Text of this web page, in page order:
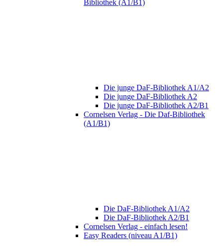
Bibliothek (A1/B1)
Die junge DaF-Bibliothek A1/A2
Die junge DaF-Bibliothek A2
Die junge DaF-Bibliothek A2/B1
Cornelsen Verlag - Die Daf-Bibliothek
(A1/B1)
Die DaF-Bibliothek A1/A2
Die DaF-Bibliothek A2/B1
Cornelsen Verlag - einfach lesen!
Easy Readers (niveau A1/B1)